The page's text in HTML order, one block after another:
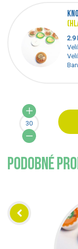
2.9
PODOBNÉ